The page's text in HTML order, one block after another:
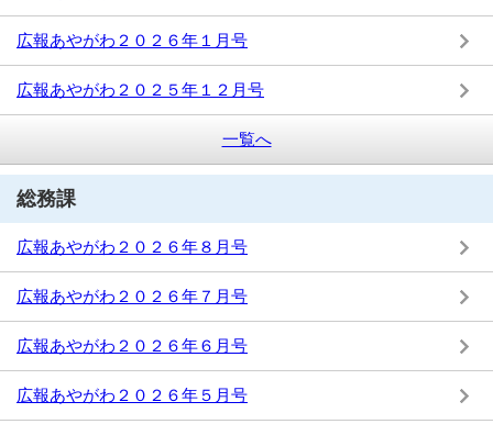
広報あやがわ２０２６年１月号
広報あやがわ２０２５年１２月号
一覧へ
総務課
広報あやがわ２０２６年８月号
広報あやがわ２０２６年７月号
広報あやがわ２０２６年６月号
広報あやがわ２０２６年５月号